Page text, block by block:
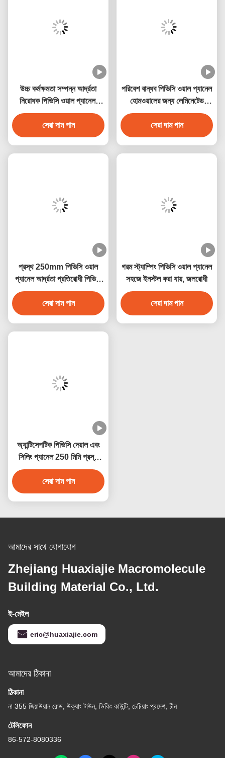
উচ্চ কর্মক্ষমতা সম্পন্ন আর্দ্রতা
নিরোধক পিভিসি ওয়াল প্যানেল,
মার্বেল ডিজাইন সহ
সেরা দাম পান
পরিবেশ বান্ধব পিভিসি ওয়াল প্যানেল
হোমওয়ালের জন্য লেমিনেটেড
পিভিসি ডেকোরেশন প্যানেল
সেরা দাম পান
প্রস্থ 250mm পিভিসি ওয়াল
প্যানেল আর্দ্রতা প্রতিরোধী পিভিসি
সিলিং প্যানেল 250mmx5mm
সেরা দাম পান
গরম স্ট্যাম্পিং পিভিসি ওয়াল প্যানেল
সহজে ইনস্টল করা যায়, জলরোধী
সেরা দাম পান
অ্যান্টিসেপটিক পিভিসি দেয়াল এবং
সিলিং প্যানেল 250 মিমি প্রস্থ
জলরোধী অ্যান্টিকোরোসিভ
সেরা দাম পান
আমাদের সাথে যোগাযোগ
Zhejiang Huaxiajie Macromolecule
Building Material Co., Ltd.
ই-মেইল
eric@huaxiajie.com
আমাদের ঠিকানা
ঠিকানা
না 355 জিয়াউয়ান রোড, উক্যাং টাউন, ডিকিং কাউন্টি, চেচিয়াং প্রদেশ, চীন
টেলিফোন
86-572-8080336